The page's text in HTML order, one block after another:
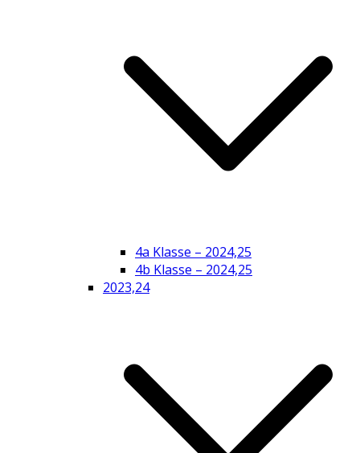
4a Klasse – 2024,25
4b Klasse – 2024,25
2023,24